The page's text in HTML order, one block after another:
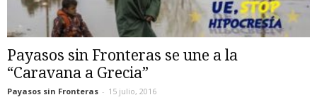
Payasos sin Fronteras se une a la
“Caravana a Grecia”
Payasos sin Fronteras - 15 julio, 2016